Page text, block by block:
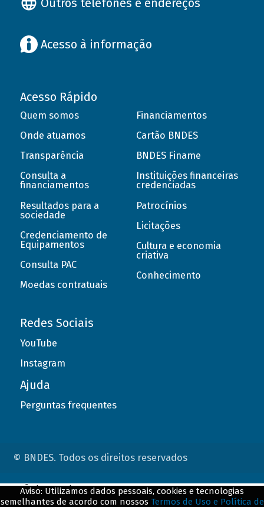
Acesso à informação
Acesso Rápido
Quem somos
Onde atuamos
Transparência
Consulta a
financiamentos
Resultados para a
sociedade
Credenciamento de
Equipamentos
Consulta PAC
Moedas contratuais
Financiamentos
Cartão BNDES
BNDES Finame
Instituições financeiras
credenciadas
Patrocínios
Licitações
Cultura e economia
criativa
Conhecimento
Redes Sociais
YouTube
Instagram
Ajuda
Perguntas frequentes
© BNDES. Todos os direitos reservados
Aviso: Utilizamos dados pessoais, cookies e tecnologias
semelhantes de acordo com nossos Termos de Uso e Política de
ConteÃºdo complementar